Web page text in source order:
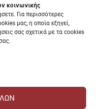
κοινωνικής
Για περισσότερες
μας, η οποία εξηγεί,
σας σχετικά με τα cookies